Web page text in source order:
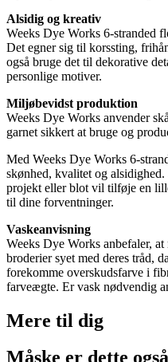
Alsidig og kreativ
Weeks Dye Works 6-stranded
Det egner sig til korssting,
også bruge det til dekorative
personlige motiver.
Miljøbevidst produktion
Weeks Dye Works anvender
garnet sikkert at bruge og
Med Weeks Dye Works 6-
skønhed, kvalitet og
projekt eller blot vil tilføje en
til dine forventninger.
Vaskeanvisning
Weeks Dye Works anbefaler,
broderier syet med deres tråd,
forekomme overskudsfarve i
farveægte. Er vask nødvendig
Mere til dig
Måske er dette også